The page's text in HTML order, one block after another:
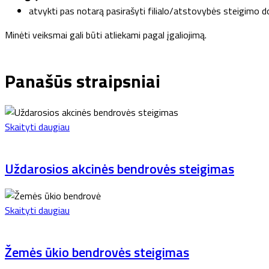
atvykti pas notarą pasirašyti filialo/atstovybės steigimo
Minėti veiksmai gali būti atliekami pagal įgaliojimą.
Panašūs straipsniai
Skaityti daugiau
Uždarosios akcinės bendrovės steigimas
Skaityti daugiau
Žemės ūkio bendrovės steigimas